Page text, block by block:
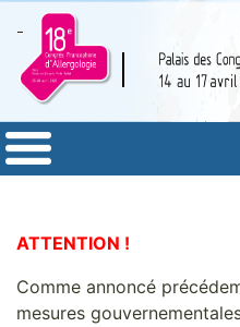
ATTENTION !
Comme annoncé
mesures